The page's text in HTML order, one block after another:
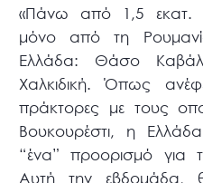
«Πάνω από 1,5 εκατ.
μόνο από τη
Ελλάδα: Θάσο
Χαλκιδική. Όπως
πράκτορες με τους
Βουκουρέστι, η
“ένα” προορισμό για
Αυτή την εβδομάδα,